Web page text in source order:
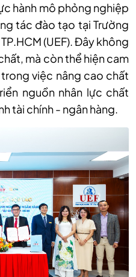
hành mô phỏng nghiệp
tác đào tạo tại Trường
(UEF). Đây không
mà còn thể hiện cam
việc nâng cao chất
nguồn nhân lực chất
tài chính - ngân hàng.